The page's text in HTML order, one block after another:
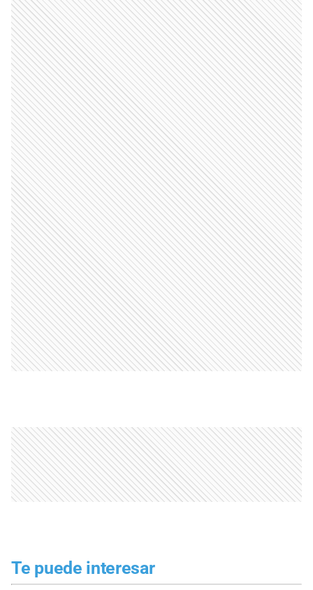
Te puede interesar